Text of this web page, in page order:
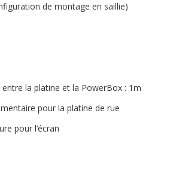
de montage en saillie)
entre la platine et la PowerBox : 1m
pour la platine de rue
pour l’écran